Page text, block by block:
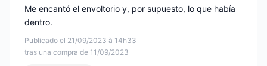
Publicado el 21/09/2023 à 14h33
tras una compra de 11/09/2023
Me encantó el envoltorio y, por supuesto, lo que había
dentro.